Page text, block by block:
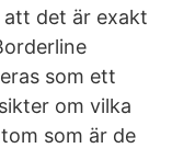
det är exakt
som ett
om vilka
som är de